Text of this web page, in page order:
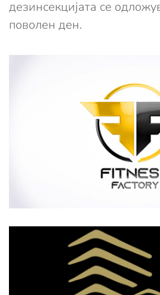
дезинсекцијата се
поволен ден.